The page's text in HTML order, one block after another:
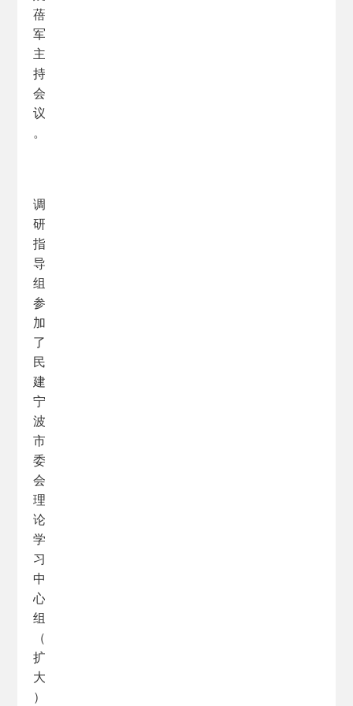
蓓
军
主
持
会
议
。
调
研
指
导
组
参
加
了
民
建
宁
波
市
委
会
理
论
学
习
中
心
组
（
扩
大
）